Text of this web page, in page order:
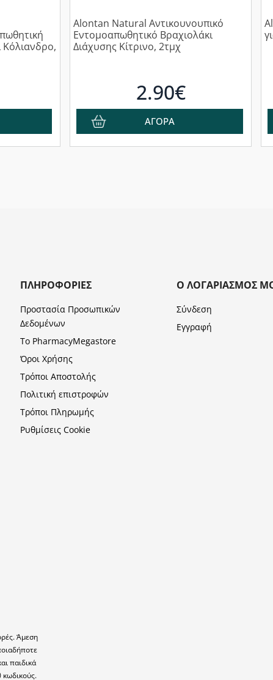
Κόλιανδρο,
Alontan Natural Αντικουνουπικό
Εντομοαπωθητικό Βραχιολάκι
Διάχυσης Κίτρινο, 2τμχ
2.90€
ΑΓΟΡΑ
ΠΛΗΡΟΦΟΡΊΕΣ
Προστασία Προσωπικών
Δεδομένων
Το PharmacyMegastore
Όροι Χρήσης
Τρόποι Αποστολής
Πολιτική επιστροφών
Τρόποι Πληρωμής
Ρυθμίσεις Cookie
Ο ΛΟΓΑΡΙΑΣΜΌΣ
Σύνδεση
Εγγραφή
Άμεση
παιδικά